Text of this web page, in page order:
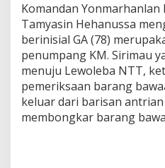
Komandan
Tamyasin Hehanussa
berinisial GA (78)
penumpang KM. Sirimau
menuju Lewoleba NTT,
pemeriksaan barang
keluar dari barisan
membongkar barang